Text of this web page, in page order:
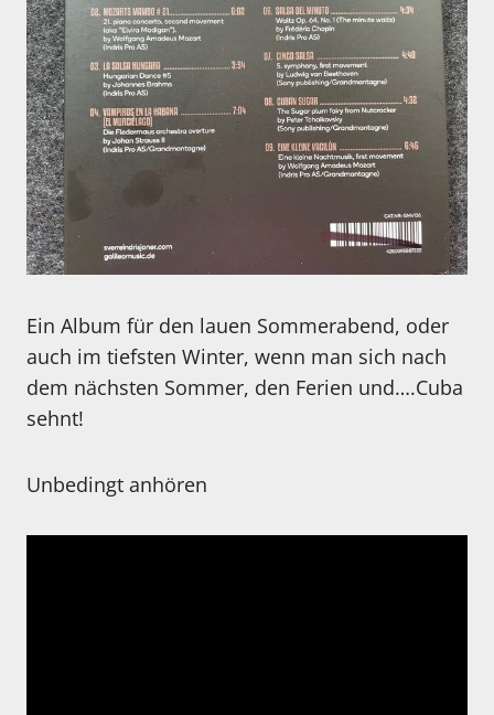
Ein Album für den lauen Sommerabend, oder
auch im tiefsten Winter, wenn man sich nach
dem nächsten Sommer, den Ferien und….Cuba
sehnt!
Unbedingt anhören